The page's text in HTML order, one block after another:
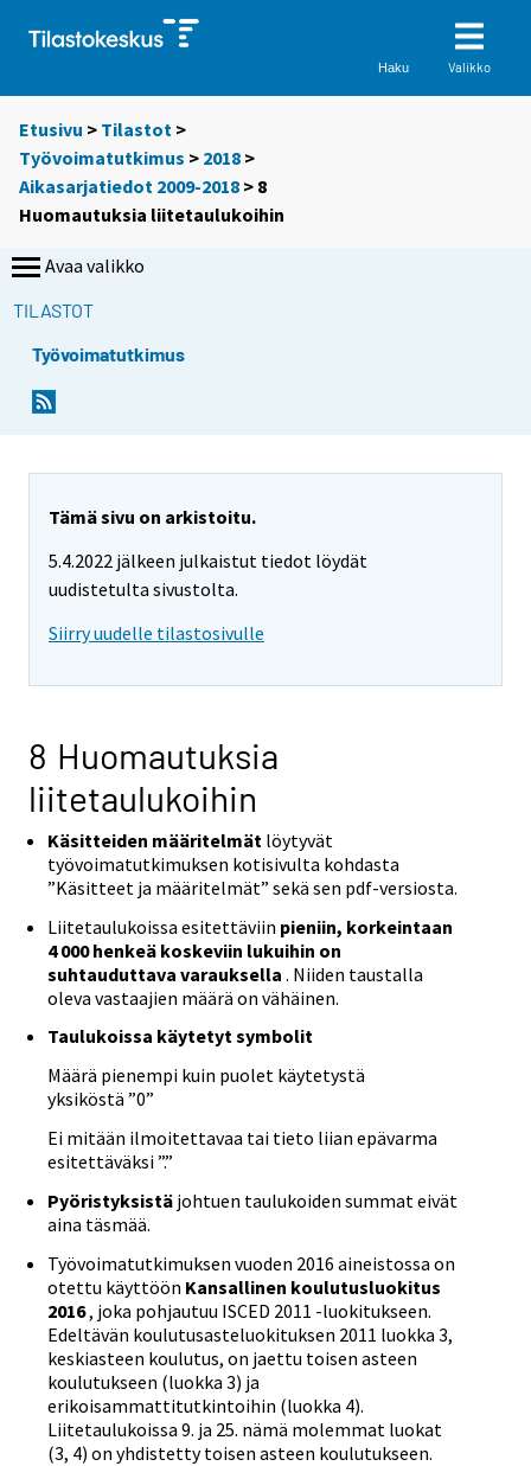
Haku Valikko
Etusivu > Tilastot >
Työvoimatutkimus > 2018 >
Aikasarjatiedot 2009-2018 > 8
Huomautuksia liitetaulukoihin
Avaa valikko
TILASTOT
Työvoimatutkimus
Tämä sivu on arkistoitu.
5.4.2022 jälkeen julkaistut tiedot löydät
uudistetulta sivustolta.
Siirry uudelle tilastosivulle
8 Huomautuksia
liitetaulukoihin
Käsitteiden määritelmät löytyvät
työvoimatutkimuksen kotisivulta kohdasta
”Käsitteet ja määritelmät” sekä sen pdf-versiosta.
Liitetaulukoissa esitettäviin pieniin, korkeintaan
4 000 henkeä koskeviin lukuihin on
suhtauduttava varauksella . Niiden taustalla
oleva vastaajien määrä on vähäinen.
Taulukoissa käytetyt symbolit
Määrä pienempi kuin puolet käytetystä
yksiköstä ”0”
Ei mitään ilmoitettavaa tai tieto liian epävarma
esitettäväksi ”.”
Pyöristyksistä johtuen taulukoiden summat eivät
aina täsmää.
Työvoimatutkimuksen vuoden 2016 aineistossa on
otettu käyttöön Kansallinen koulutusluokitus
2016, joka pohjautuu ISCED 2011 -luokitukseen.
Edeltävän koulutusasteluokituksen 2011 luokka 3,
keskiasteen koulutus, on jaettu toisen asteen
koulutukseen (luokka 3) ja
erikoisammattitutkintoihin (luokka 4).
Liitetaulukoissa 9. ja 25. nämä molemmat luokat
(3, 4) on yhdistetty toisen asteen koulutukseen.